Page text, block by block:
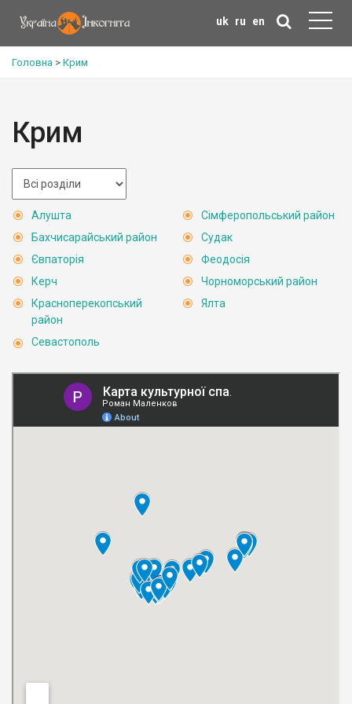
uk ru en
Головна > Крим
Крим
Алушта
Бахчисарайський район
Євпаторія
Керч
Красноперекопський
район
Севастополь
Сімферопольський район
Судак
Феодосія
Чорноморський район
Ялта